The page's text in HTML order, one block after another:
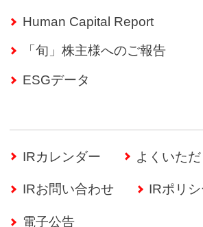
Human Capital Report
「旬」株主様へのご報告
ESGデータ
IRカレンダー よくいた
IRお問い合わせ（別ウインドウ
IRポリ
電子公告